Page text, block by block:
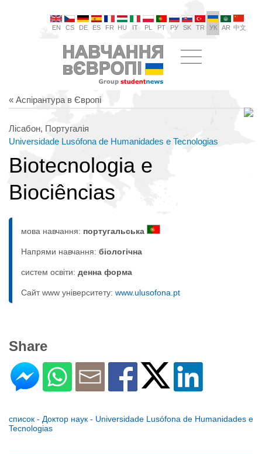
EN CS DE ES FR HU IT PL PT РУ SK TR УК AR 中文
« Аспірантура в Європі
Лісабон, Португалія
Universidade Lusófona de Humanidades e Tecnologias
Biotecnologia e
Biociências
мова навчання: португальська
Напрями навчання: біологічна
систем освіти: денна форма
Сайт www університету: www.ulusofona.pt
Share
список - Доктор наук - Universidade Lusófona de Humanidades e
Tecnologias